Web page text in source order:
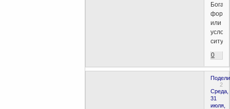
Бога-
или
0
2
Среда,
31
июля,